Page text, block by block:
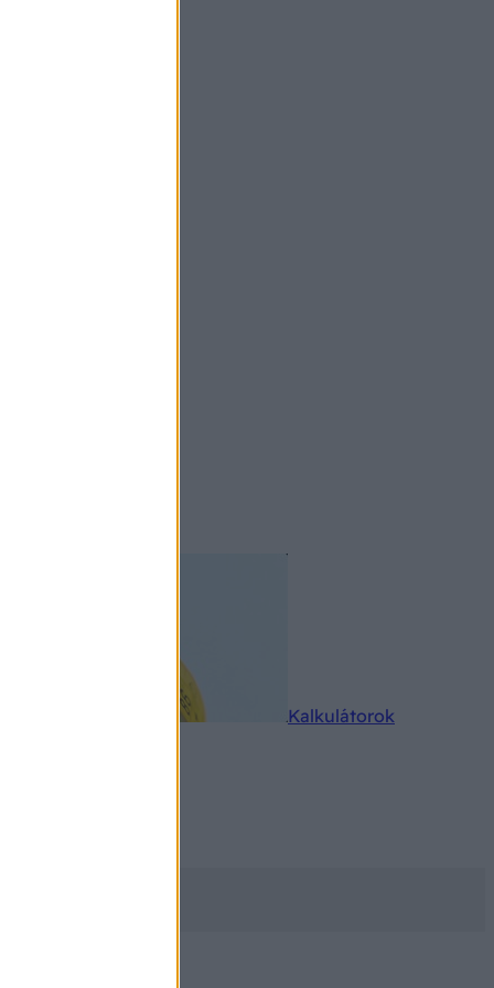
Kalkulátorok